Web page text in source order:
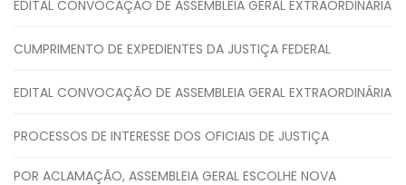
EDITAL CONVOCAÇÃO DE ASSEMBLEIA GERAL EXTRAORDINÁRIA
CUMPRIMENTO DE EXPEDIENTES DA JUSTIÇA FEDERAL
EDITAL CONVOCAÇÃO DE ASSEMBLEIA GERAL EXTRAORDINÁRIA
PROCESSOS DE INTERESSE DOS OFICIAIS DE JUSTIÇA
POR ACLAMAÇÃO, ASSEMBLEIA GERAL ESCOLHE NOVA